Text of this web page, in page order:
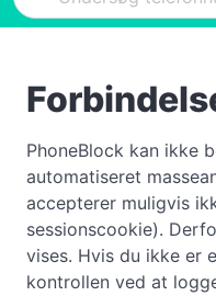
PhoneBlock kan ikke
automatiseret
accepterer muligvis
sessionscookie).
vises. Hvis du ikke er
kontrollen ved at